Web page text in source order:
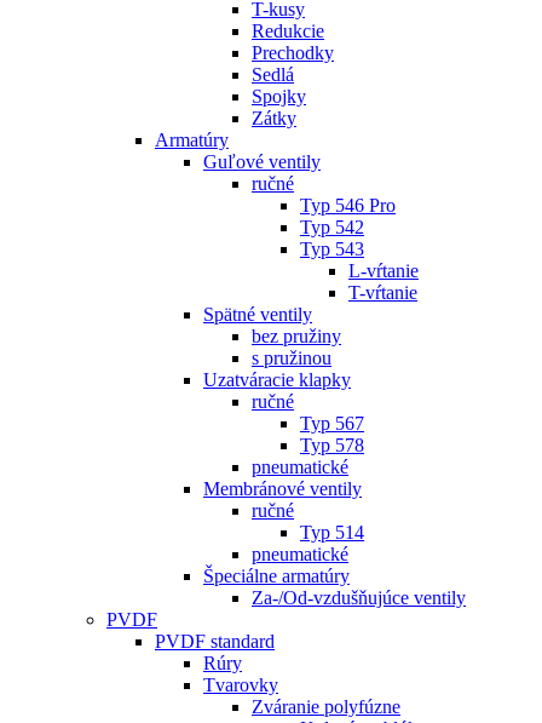
T-kusy
Redukcie
Prechodky
Sedlá
Spojky
Zátky
Armatúry
Guľové ventily
ručné
Typ 546 Pro
Typ 542
Typ 543
L-vŕtanie
T-vŕtanie
Spätné ventily
bez pružiny
s pružinou
Uzatváracie klapky
ručné
Typ 567
Typ 578
pneumatické
Membránové ventily
ručné
Typ 514
pneumatické
Špeciálne armatúry
Za-/Od-vzdušňujúce ventily
PVDF
PVDF standard
Rúry
Tvarovky
Zváranie polyfúzne